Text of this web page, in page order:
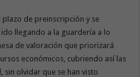
plazo de preinscripción y se
llegando a la guardería a lo
de valoración que priorizará
económicos, cubriendo así las
sin olvidar que se han visto